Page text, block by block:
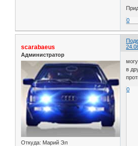
0
scarabaeus
Администратор
Откуда: Марий Эл
в
0